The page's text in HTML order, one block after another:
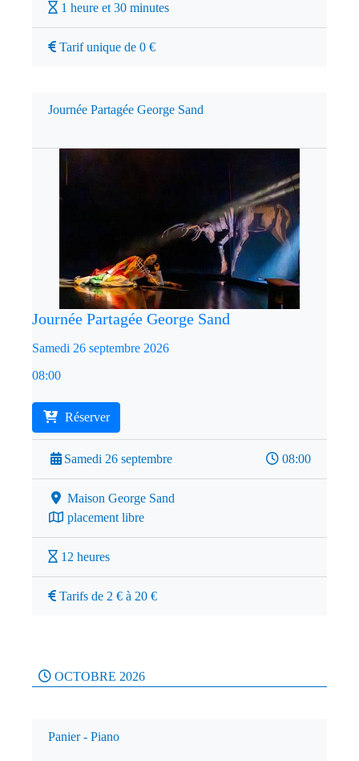
1 heure et 30 minutes
Tarif unique de 0 €
Journée Partagée George Sand
Journée Partagée George Sand
Samedi 26 septembre 2026
08:00
Réserver
Samedi 26 septembre 08:00
Maison George Sand
placement libre
12 heures
Tarifs de 2 € à 20 €
OCTOBRE 2026
Panier - Piano